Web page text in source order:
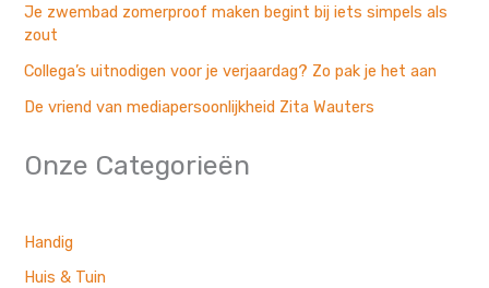
Je zwembad zomerproof maken begint bij iets simpels als
zout
Collega’s uitnodigen voor je verjaardag? Zo pak je het aan
De vriend van mediapersoonlijkheid Zita Wauters
Onze Categorieën
Handig
Huis & Tuin